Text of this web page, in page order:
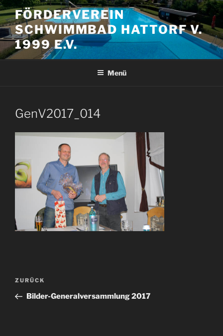
Zum
Inhalt
springen
FÖRDERVEREIN
SCHWIMMBAD HATTORF V.
1999 E.V.
Menü
GenV2017_014
Beitragsnavigation
Vorheriger
Beitrag
ZURÜCK
Bilder-Generalversammlung 2017